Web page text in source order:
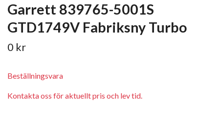
Garrett 839765-5001S
GTD1749V Fabriksny Turbo
0 kr
Beställningsvara
Kontakta oss för aktuellt pris och lev tid.